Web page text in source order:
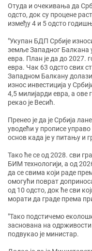
Отуда и очекивања да
одсто, док су процене
између 4 и 5 одсто
"Укупан БДП Србије
земље Западног Балкана
евра. План је да до 2027.
евра. Чак 63 одсто свих
Западном Балкану
износ инвестиција у
4,5 милијарди евра, а ове
рекао је Весић.
Пренео је да је Србија
уводећи у прописе
основ када је у питању и
Тако ће се од 2028. сви
БИМ технологији, а од
да се свима који раде
омогући поврат
од 10 одсто, док ће сви
морати да граде према
"Тако подстичемо
заснована на
подвукао је министар.